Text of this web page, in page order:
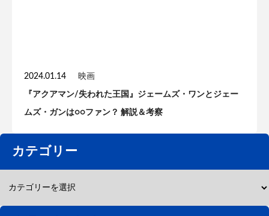
2024.01.14 映画
『アクアマン/失われた王国』ジェームズ・ワンとジェー
ムズ・ガンは○○ファン？ 解説＆考察
カテゴリー